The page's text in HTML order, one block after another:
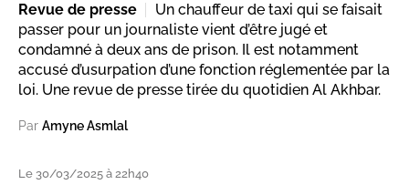
Revue de presse
Un chauffeur de taxi qui se faisait
passer pour un journaliste vient d’être jugé et
condamné à deux ans de prison. Il est notamment
accusé d’usurpation d’une fonction réglementée par la
loi. Une revue de presse tirée du quotidien Al Akhbar.
Par Amyne Asmlal
Le 30/03/2025 à 22h40